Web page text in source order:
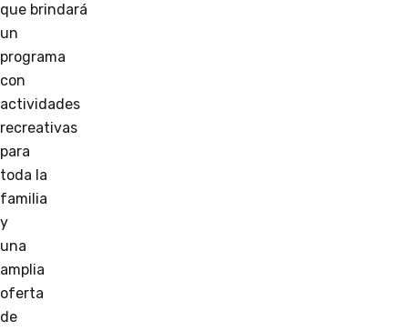
que brindará
un
programa
con
actividades
recreativas
para
toda la
familia
y
una
amplia
oferta
de